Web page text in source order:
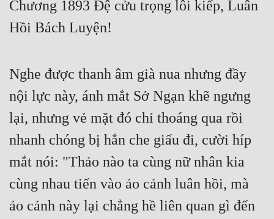
Hậu Cung
Truyện Convert
Truyện Nhập Môn
Xa Lộ Dịch
Cung Đấu
Cạnh Kỹ
Chương 1893 Đệ cửu trọng lôi kiếp, Luân
Hồi Bách Luyện!
Nghe được thanh âm già nua nhưng đầy
nội lực này, ánh mắt Sở Ngạn khẽ ngưng
lại, nhưng vẻ mặt đó chỉ thoáng qua rồi
nhanh chóng bị hắn che giấu đi, cười híp
mắt nói: "Thảo nào ta cùng nữ nhân kia
cùng nhau tiến vào ảo cảnh luân hồi, mà
ảo cảnh này lại chẳng hề liên quan gì đến